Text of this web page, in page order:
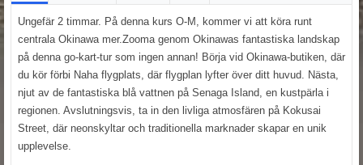
Ungefär 2 timmar. På denna kurs O-M, kommer vi att köra runt
centrala Okinawa mer.Zooma genom Okinawas fantastiska landskap
på denna go-kart-tur som ingen annan! Börja vid Okinawa-butiken, där
du kör förbi Naha flygplats, där flygplan lyfter över ditt huvud. Nästa,
njut av de fantastiska blå vattnen på Senaga Island, en kustpärla i
regionen. Avslutningsvis, ta in den livliga atmosfären på Kokusai
Street, där neonskyltar och traditionella marknader skapar en unik
upplevelse.